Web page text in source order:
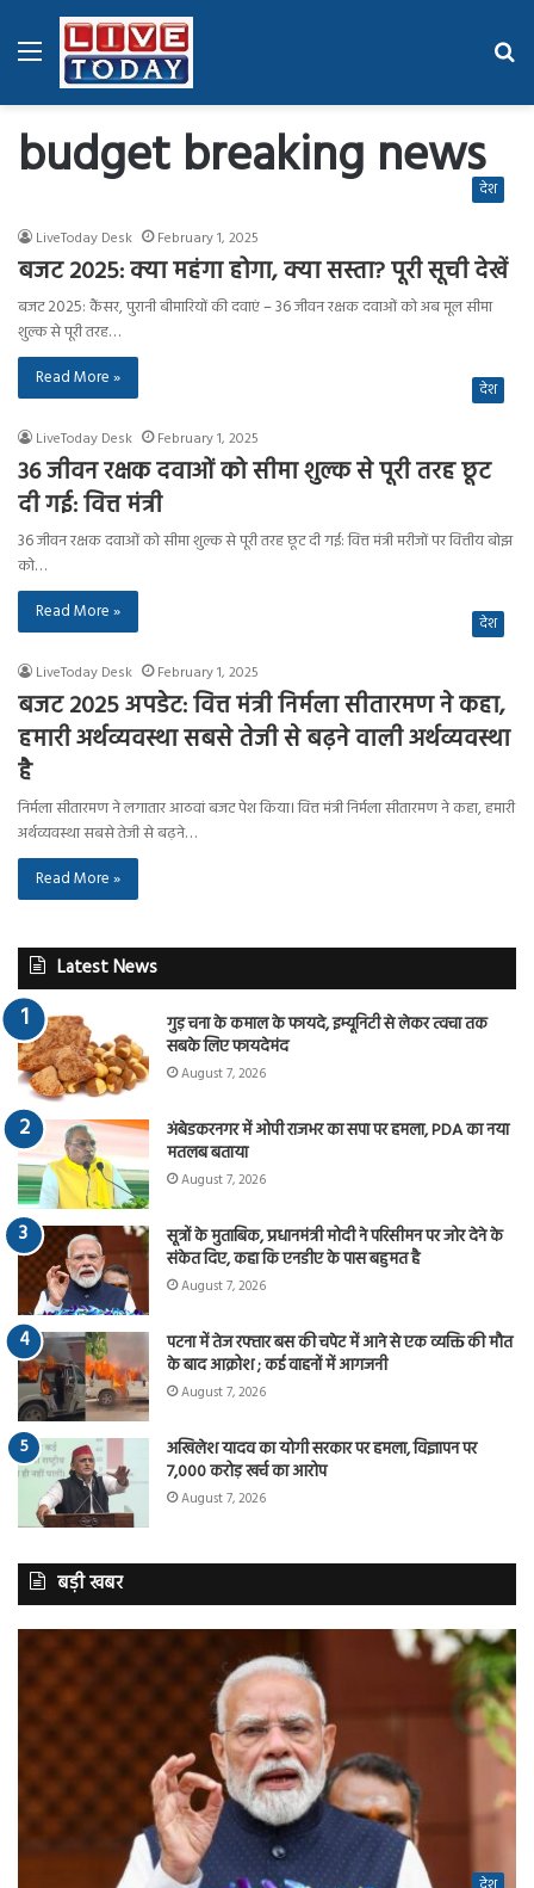
Menu
budget breaking newsदेश
LiveToday Desk February 1, 2025
बजट 2025: क्या महंगा होगा, क्या सस्ता? पूरी सूची देखें
बजट 2025: कैंसर, पुरानी बीमारियों की दवाएं – 36 जीवन रक्षक दवाओं को अब मूल सीमा
शुल्क से पूरी तरह…
Read More »
देश
LiveToday Desk February 1, 2025
36 जीवन रक्षक दवाओं को सीमा शुल्क से पूरी तरह छूट
दी गई: वित्त मंत्री
36 जीवन रक्षक दवाओं को सीमा शुल्क से पूरी तरह छूट दी गई: वित्त मंत्री मरीजों पर वित्तीय बोझ
को…
Read More »
देश
LiveToday Desk February 1, 2025
बजट 2025 अपडेट: वित्त मंत्री निर्मला सीतारमण ने कहा,
हमारी अर्थव्यवस्था सबसे तेजी से बढ़ने वाली अर्थव्यवस्था
है
निर्मला सीतारमण ने लगातार आठवां बजट पेश किया। वित्त मंत्री निर्मला सीतारमण ने कहा, हमारी
अर्थव्यवस्था सबसे तेजी से बढ़ने…
Read More »
Latest News
गुड़ चना के कमाल के फायदे, इम्यूनिटी से लेकर त्वचा तक
सबके लिए फायदेमंद
August 7, 2026
अंबेडकरनगर में ओपी राजभर का सपा पर हमला, PDA का नया
मतलब बताया
August 7, 2026
सूत्रों के मुताबिक, प्रधानमंत्री मोदी ने परिसीमन पर जोर देने के
संकेत दिए, कहा कि एनडीए के पास बहुमत है
August 7, 2026
पटना में तेज रफ्तार बस की चपेट में आने से एक व्यक्ति की मौत
के बाद आक्रोश ; कई वाहनों में आगजनी
August 7, 2026
अखिलेश यादव का योगी सरकार पर हमला, विज्ञापन पर
7,000 करोड़ खर्च का आरोप
August 7, 2026
बड़ी खबर